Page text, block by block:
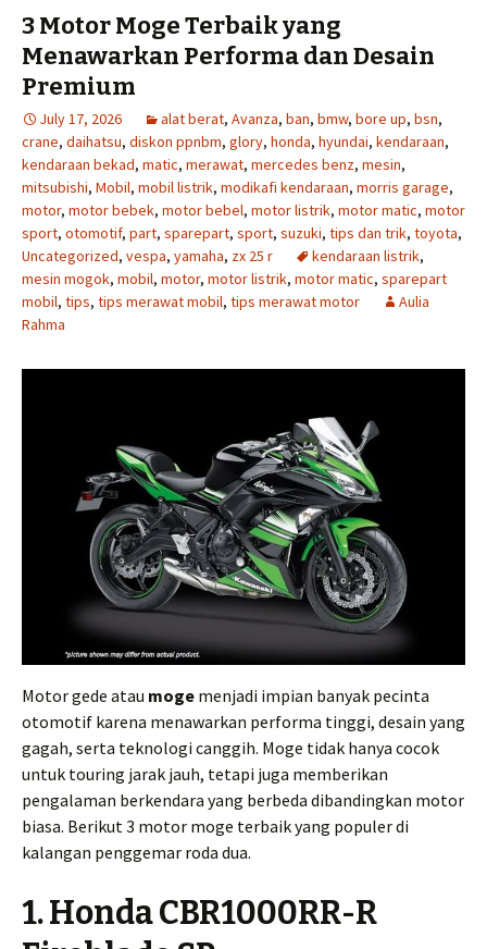
3 Motor Moge Terbaik yang
Menawarkan Performa dan Desain
Premium
July 17, 2026 alat berat, Avanza, ban, bmw, bore up, bsn,
crane, daihatsu, diskon ppnbm, glory, honda, hyundai, kendaraan,
kendaraan bekad, matic, merawat, mercedes benz, mesin,
mitsubishi, Mobil, mobil listrik, modikafi kendaraan, morris garage,
motor, motor bebek, motor bebel, motor listrik, motor matic, motor
sport, otomotif, part, sparepart, sport, suzuki, tips dan trik, toyota,
Uncategorized, vespa, yamaha, zx 25 r kendaraan listrik,
mesin mogok, mobil, motor, motor listrik, motor matic, sparepart
mobil, tips, tips merawat mobil, tips merawat motor
Aulia
Rahma
Motor gede atau moge menjadi impian banyak pecinta
otomotif karena menawarkan performa tinggi, desain yang
gagah, serta teknologi canggih. Moge tidak hanya cocok
untuk touring jarak jauh, tetapi juga memberikan
pengalaman berkendara yang berbeda dibandingkan motor
biasa. Berikut 3 motor moge terbaik yang populer di
kalangan penggemar roda dua.
1. Honda CBR1000RR-R